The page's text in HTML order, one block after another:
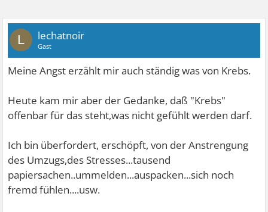
L lechatnoir
Gast
Meine Angst erzählt mir auch ständig was von Krebs.
Heute kam mir aber der Gedanke, daß "Krebs"
offenbar für das steht,was nicht gefühlt werden darf.
Ich bin überfordert, erschöpft, von der Anstrengung
des Umzugs,des Stresses...tausend
papiersachen..ummelden...auspacken...sich noch
fremd fühlen....usw.